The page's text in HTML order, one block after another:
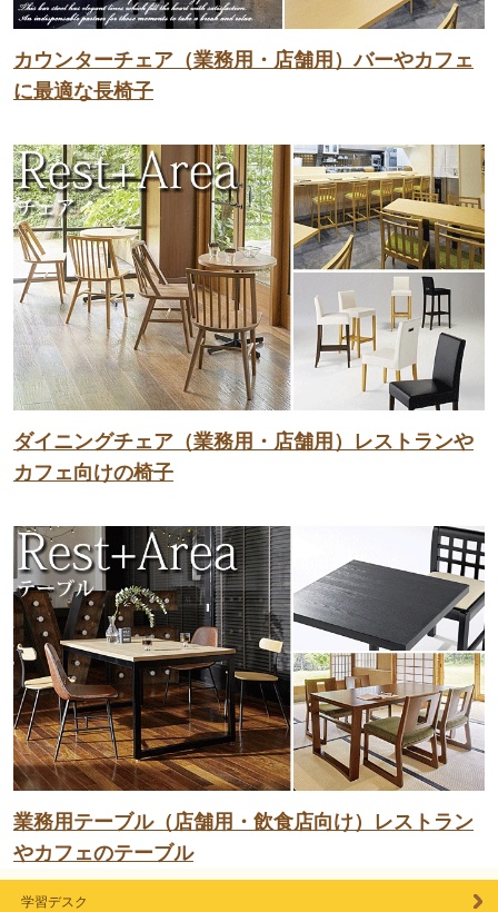
カウンターチェア（業務用・店舗用）バーやカフェ
に最適な長椅子
ダイニングチェア（業務用・店舗用）レストランや
カフェ向けの椅子
業務用テーブル（店舗用・飲食店向け）レストラン
やカフェのテーブル
学習デスク